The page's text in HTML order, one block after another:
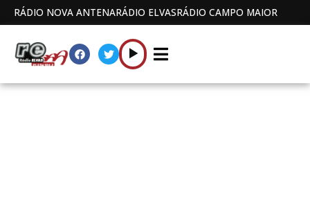
RÁDIO NOVA ANTENARÁDIO ELVASRÁDIO CAMPO MAIOR